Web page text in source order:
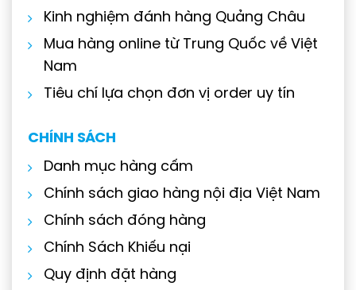
Kinh nghiệm đánh hàng Quảng Châu
Mua hàng online từ Trung Quốc về Việt
Nam
Tiêu chí lựa chọn đơn vị order uy tín
CHÍNH SÁCH
Danh mục hàng cấm
Chính sách giao hàng nội địa Việt Nam
Chính sách đóng hàng
Chính Sách Khiếu nại
Quy định đặt hàng